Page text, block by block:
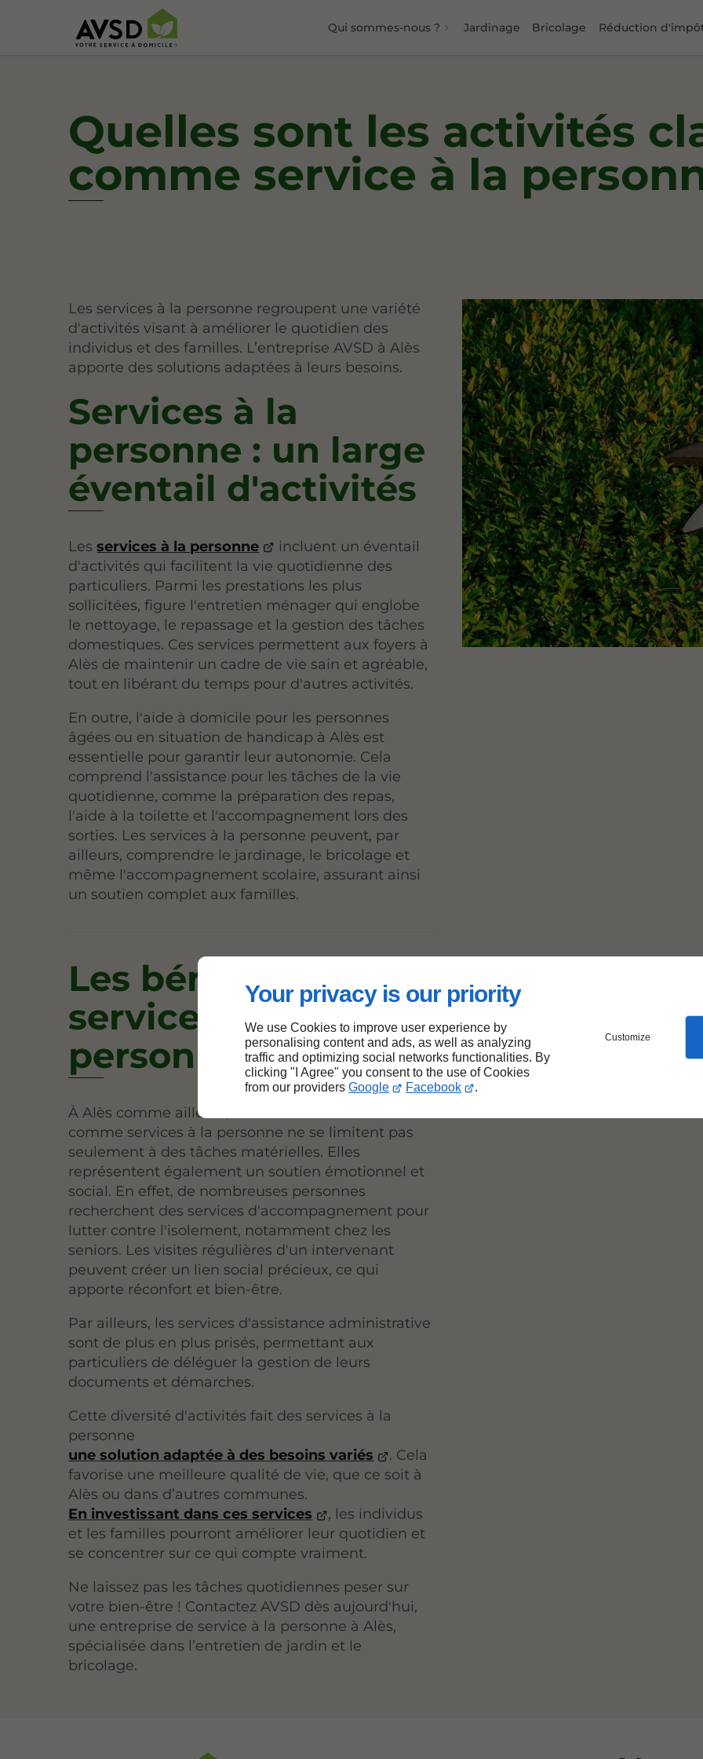
Your privacy is our priority
We use Cookies to improve user experience by
personalising content and ads, as well as analyzing
traffic and optimizing social networks functionalities. By
clicking "I Agree" you consent to the use of Cookies
from our providers Google Facebook .
Customize
Qui sommes-nous ? Jardinage Bricolage Réduction
Quelles sont les activités
comme service à la
Les services à la personne regroupent une variété
d'activités visant à améliorer le quotidien des
individus et des familles. L’entreprise AVSD à Alès
apporte des solutions adaptées à leurs besoins.
Services à la
personne : un large
éventail d'activités
Les services à la personne
incluent un éventail
d'activités qui facilitent la vie quotidienne des
particuliers. Parmi les prestations les plus
sollicitées, figure l'entretien ménager qui englobe
le nettoyage, le repassage et la gestion des tâches
domestiques. Ces services permettent aux foyers à
Alès de maintenir un cadre de vie sain et agréable,
tout en libérant du temps pour d'autres activités.
En outre, l'aide à domicile pour les personnes
âgées ou en situation de handicap à Alès est
essentielle pour garantir leur autonomie. Cela
comprend l'assistance pour les tâches de la vie
quotidienne, comme la préparation des repas,
l'aide à la toilette et l'accompagnement lors des
sorties. Les services à la personne peuvent, par
ailleurs, comprendre le jardinage, le bricolage et
même l'accompagnement scolaire, assurant ainsi
un soutien complet aux familles.
Les bénéfices des
services à la
personne
À Alès comme ailleurs, les activités classées
comme services à la personne ne se limitent pas
seulement à des tâches matérielles. Elles
représentent également un soutien émotionnel et
social. En effet, de nombreuses personnes
recherchent des services d'accompagnement pour
lutter contre l'isolement, notamment chez les
seniors. Les visites régulières d'un intervenant
peuvent créer un lien social précieux, ce qui
apporte réconfort et bien-être.
Par ailleurs, les services d'assistance administrative
sont de plus en plus prisés, permettant aux
particuliers de déléguer la gestion de leurs
documents et démarches.
Cette diversité d'activités fait des services à la
personne
une solution adaptée à des besoins variés
. Cela
favorise une meilleure qualité de vie, que ce soit à
Alès ou dans d’autres communes.
En investissant dans ces services
, les individus
et les familles pourront améliorer leur quotidien et
se concentrer sur ce qui compte vraiment.
Ne laissez pas les tâches quotidiennes peser sur
votre bien-être ! Contactez AVSD dès aujourd'hui,
une entreprise de service à la personne à Alès,
spécialisée dans l’entretien de jardin et le
bricolage.